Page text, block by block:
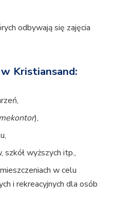
odbywają się zajęcia
Kristiansand:
),
wyższych itp.,
w celu
i rekreacyjnych dla osób